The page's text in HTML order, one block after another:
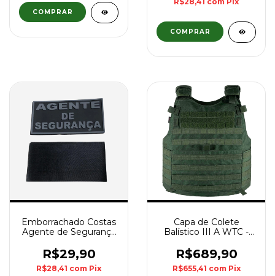
COMPRAR
Emborrachado Costas
Agente de Segurança
R$29,90
R$28,41 com Pix
Capa de Colete
Balístico III A WTC -
R$689,90
R$655,41 com Pix